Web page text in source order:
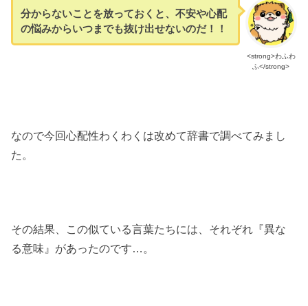
<strong>わふわ
ふ</strong>
分からないことを放っておくと、不安や心配
の悩みからいつまでも抜け出せないのだ！！
なので今回心配性わくわくは改めて辞書で調べてみまし
た。
その結果、この似ている言葉たちには、それぞれ『異な
る意味』があったのです…。